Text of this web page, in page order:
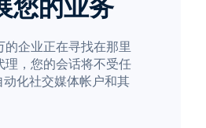
您的业务
企业正在寻找在那里
，您的会话将不受任
化社交媒体帐户和其